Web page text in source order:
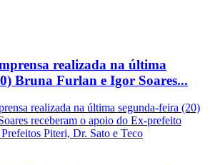
realizada na última
Bruna Furlan e Igor Soares...